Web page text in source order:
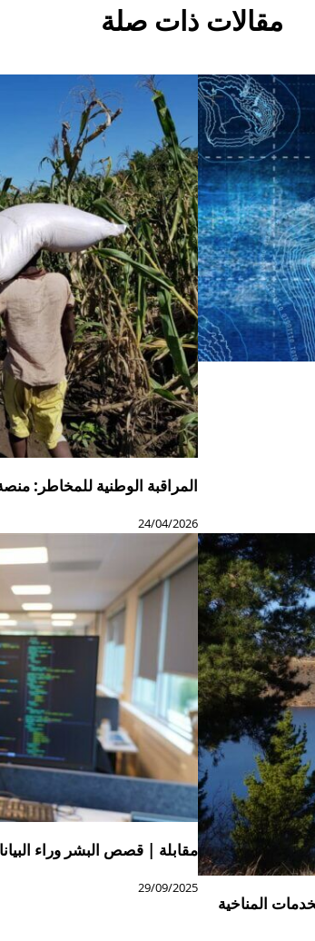
مقالات ذات صلة
المراقبة الوطنية للمخاطر:
24/04/2026
المناخية
مقابلة | قصص البشر وراء
29/09/2025